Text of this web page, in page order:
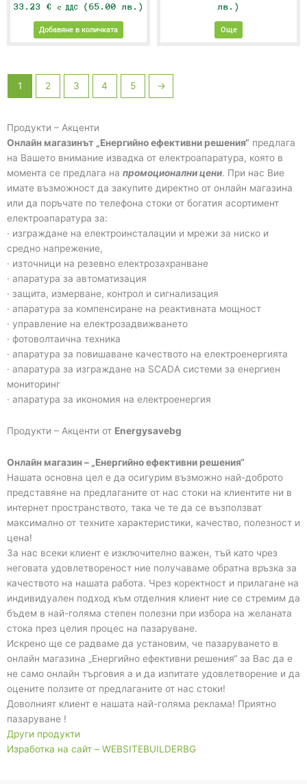
33.23 € с ДДС (65.00 лв.)
Добавяне в количката
лв.)
Още
1 2 3 4 5 →
Продукти – Акценти
Онлайн магазинът „Енергийно ефективни решения“ предлага
на Вашето внимание извадка от електроапаратура, която в
момента се предлага на промоционални цени. При нас Вие
имате възможност да закупите директно от онлайн магазина
или да поръчате по телефона стоки от богатия асортимент
електроапаратура за:
· изграждане на електроинсталации и мрежи за ниско и
средно напрежение,
· източници на резевно електрозахранване
· апаратура за автоматизация
· защита, измерване, контрол и сигнализация
· апаратура за компенсиране на реактивната мощност
· управление на електрозадвижването
· фотоволтаична техника
· апаратура за повишаване качеството на електроенергията
· апаратура за изграждане на SCADA системи за енергиен
мониторинг
· апаратура за икономия на електроенергия
Продукти – Акценти от Energysavebg
Онлайн магазин – „Енергийно ефективни решения“
Нашата основна цел е да осигурим възможно най-доброто
представяне на предлаганите от нас стоки на клиентите ни в
интернет пространството, така че те да се възползват
максимално от техните характеристики, качество, полезност и
цена!
За нас всеки клиент е изключително важен, тъй като чрез
неговата удовлетвореност ние получаваме обратна връзка за
качеството на нашата работа. Чрез коректност и прилагане на
индивидуален подход към отделния клиент ние се стремим да
бъдем в най-голяма степен полезни при избора на желаната
стока през целия процес на пазаруване.
Искрено ще се радваме да установим, че пазаруването в
онлайн магазина „Енергийно ефективни решения“ за Вас да е
не само онлайн търговия а и да изпитате удовлетворение и да
оцените ползите от предлаганите от нас стоки!
Доволният клиент е нашата най-голяма реклама! Приятно
пазаруване !
Други продукти
Изработка на сайт – WEBSITEBUILDERBG